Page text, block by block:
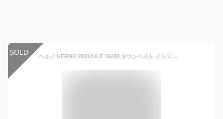
SOLD ヘルノ HERNO PI002ULE 19288 ダウンベスト メンズ トップス ダウン ジャケット アウター コーデ グースダウン 防寒着 IL PANCIOTTO インナーベスト ギフト プレゼント 軽量 暖かい 秋冬 全10色 44〜54